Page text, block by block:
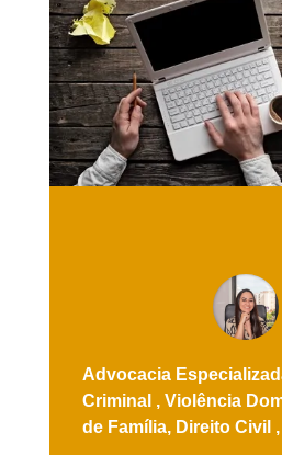
Advocacia
Criminal , Violência
de Família, Direito Civil ,